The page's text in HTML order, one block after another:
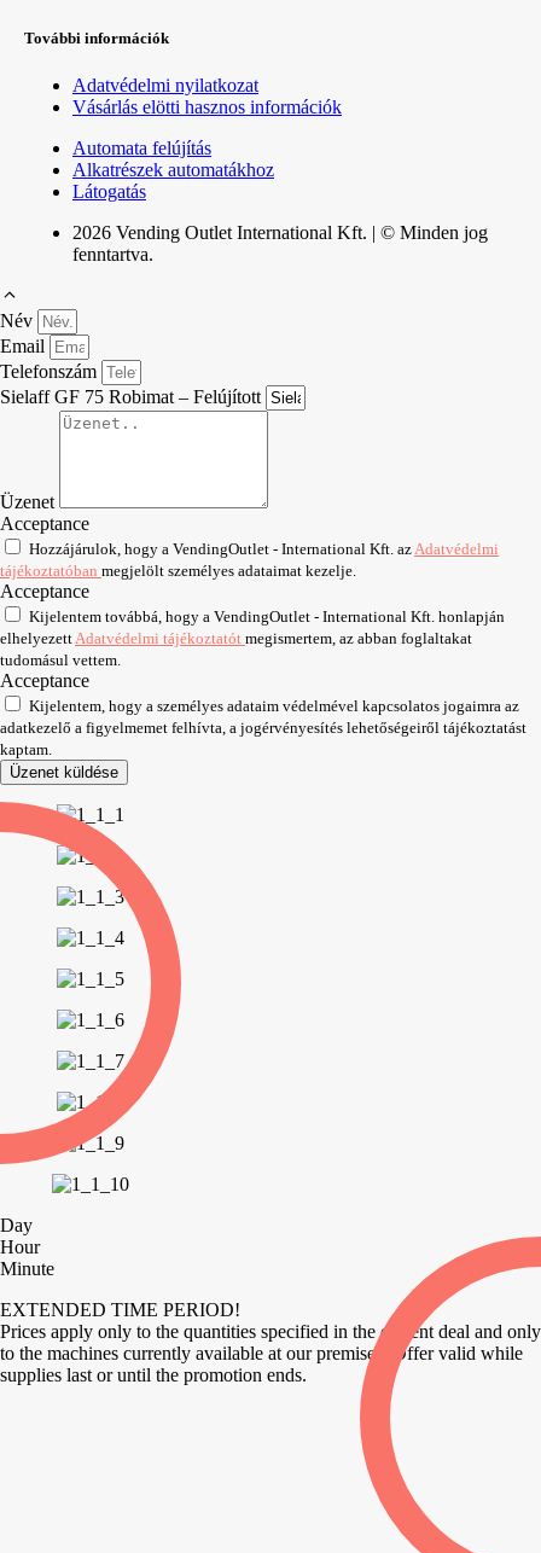
További információk
Adatvédelmi nyilatkozat
Vásárlás elötti hasznos információk
Automata felújítás
Alkatrészek automatákhoz
Látogatás
2026 Vending Outlet International Kft. | © Minden jog
fenntartva.
Név
Email
Telefonszám
Sielaff GF 75 Robimat – Felújított
Üzenet
Acceptance
Hozzájárulok, hogy a VendingOutlet - International Kft. az Adatvédelmi
tájékoztatóban megjelölt személyes adataimat kezelje.
Acceptance
Kijelentem továbbá, hogy a VendingOutlet - International Kft. honlapján
elhelyezett Adatvédelmi tájékoztatót megismertem, az abban foglaltakat
tudomásul vettem.
Acceptance
Kijelentem, hogy a személyes adataim védelmével kapcsolatos jogaimra az
adatkezelő a figyelmemet felhívta, a jogérvényesítés lehetőségeiről tájékoztatást
kaptam.
Üzenet küldése
Day
Hour
Minute
EXTENDED TIME PERIOD!
Prices apply only to the quantities specified in the current deal and only
to the machines currently available at our premises. Offer valid while
supplies last or until the promotion ends.